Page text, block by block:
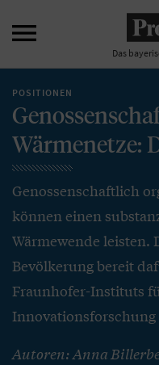

Das
POSITIONEN
Wärmenetze:
Genossenschaftlich
können einen
Wärmewende leisten.
Bevölkerung bereit
Fraunhofer-Instituts
Innovationsforschung
Autoren: Anna